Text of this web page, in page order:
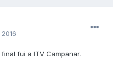
fui a ITV Campanar.